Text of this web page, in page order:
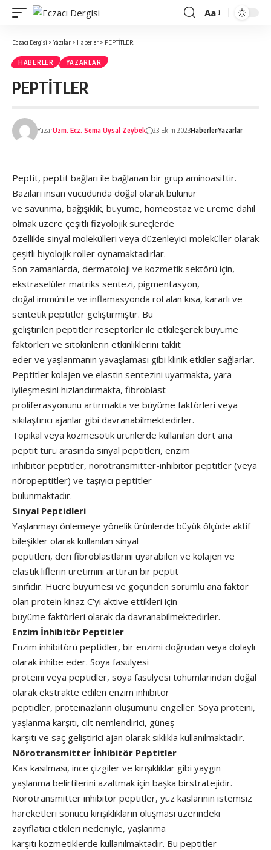
Font
Aa
Eczacı Dergisi >Yazılar > Haberler > PEPTİTLER
HABERLER YAZARLAR
PEPTİTLER
YazarUzm. Ecz. Sema Uysal Zeybek 23 Ekim 2023HaberlerYazarlar
Peptit, peptit bağları ile bağlanan bir grup aminoasittir.
Bazıları insan vücudunda doğal olarak bulunur
ve savunma, bağışıklık, büyüme, homeostaz ve üreme dahil
olmak üzere çeşitli fizyolojik süreçlerde
özellikle sinyal molekülleri veya düzenleyici moleküller olarak
çeşitli biyolojik roller oynamaktadırlar.
Son zamanlarda, dermatoloji ve kozmetik sektörü için,
ekstraselüler matriks sentezi, pigmentasyon,
doğal immünite ve inflamasyonda rol alan kısa, kararlı ve
sentetik peptitler geliştirmiştir. Bu
geliştirilen peptitler reseptörler ile etkileşerek büyüme
faktörleri ve sitokinlerin etkinliklerini taklit
eder ve yaşlanmanın yavaşlaması gibi klinik etkiler sağlarlar.
Peptitler kolajen ve elastin sentezini uyarmakta, yara
iyileşmesini hızlandırmakta, fibroblast
proliferasyonunu artırmakta ve büyüme faktörleri veya
sıkılaştırıcı ajanlar gibi davranabilmektedirler.
Topikal veya kozmesötik ürünlerde kullanılan dört ana
peptit türü arasında sinyal peptitleri, enzim
inhibitör peptitler, nörotransmitter-inhibitör peptitler (veya
nöropeptitler) ve taşıyıcı peptitler
bulunmaktadır.
Sinyal Peptidleri
Yaşlanmayı önlemeye yönelik ürünlerde büyük ölçüde aktif
bileşikler olarak kullanılan sinyal
peptitleri, deri fibroblastlarını uyarabilen ve kolajen ve
elastik liflerin üretimini arttıran bir peptit
sınıfıdır. Hücre büyümesi ve göçünden sorumlu ana faktör
olan protein kinaz C’yi aktive ettikleri için
büyüme faktörleri olarak da davranabilmektedirler.
Enzim İnhibitör Peptitler
Enzim inhibitörü peptidler, bir enzimi doğrudan veya dolaylı
olarak inhibe eder. Soya fasulyesi
proteini veya peptidler, soya fasulyesi tohumlarından doğal
olarak ekstrakte edilen enzim inhibitör
peptidler, proteinazların oluşumunu engeller. Soya proteini,
yaşlanma karşıtı, cilt nemlendirici, güneş
karşıtı ve saç geliştirici ajan olarak sıklıkla kullanılmaktadır.
Nörotransmitter İnhibitör Peptitler
Kas kasılması, ince çizgiler ve kırışıklıklar gibi yaygın
yaşlanma belirtilerini azaltmak için başka birstratejidir.
Nörotransmitter inhibitör peptitler, yüz kaslarının istemsiz
hareketleri sonucu kırışıklıkların oluşması üzerindeki
zayıflatıcı etkileri nedeniyle, yaşlanma
karşıtı kozmetiklerde kullanılmaktadır. Bu peptitler